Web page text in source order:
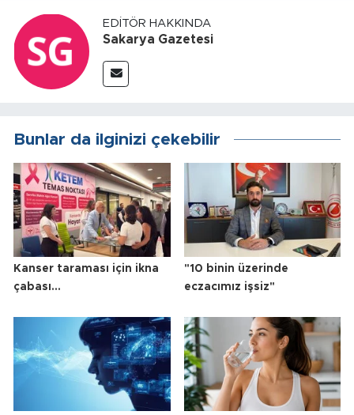
EDITÖR HAKKINDA
Sakarya Gazetesi
Bunlar da ilginizi çekebilir
Kanser taraması için ikna
çabası...
"10 binin üzerinde
eczacımız işsiz"